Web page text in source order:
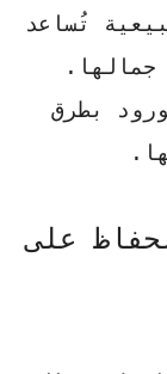
تُساعد
بطرق
على